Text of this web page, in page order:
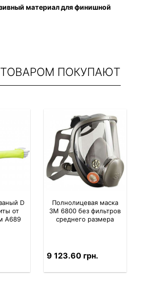
материал для финишной
ПОКУПАЮТ
D
от
A689
Полнолицевая маска
3M 6800 без фильтров
среднего размера
9 123.60 грн.